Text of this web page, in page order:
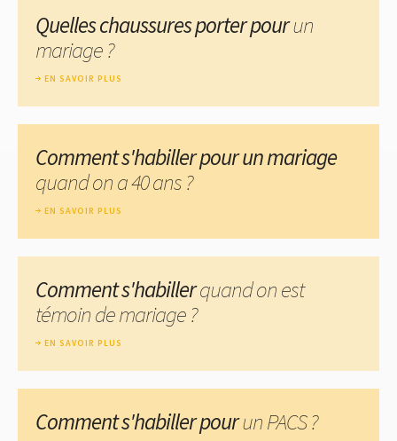
Quelles chaussures porter pourun
mariage ?
EN SAVOIR PLUS
Comment s'habiller pour un mariage
quand on a 40 ans ?
EN SAVOIR PLUS
Comment s'habillerquand on est
témoin de mariage ?
EN SAVOIR PLUS
Comment s'habiller pourun PACS ?